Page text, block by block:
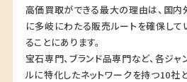
高価買取ができる最大の理由は、国内
に多岐にわたる販売ルートを確保して
ることにあります。
宝石専門、ブランド品専門など、各ジャ
ルに特化したネットワークを持つ10社